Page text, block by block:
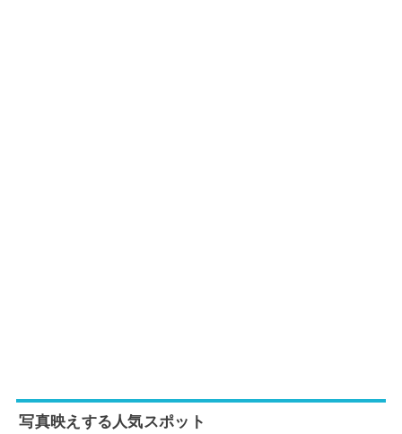
写真映えする人気スポット